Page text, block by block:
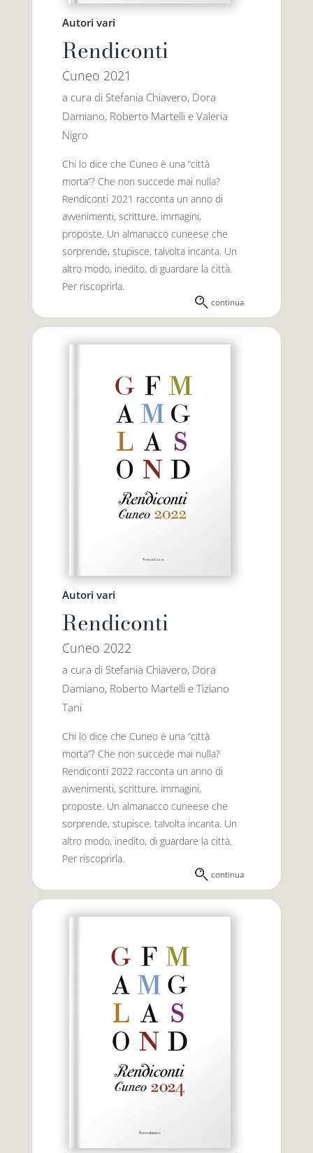
Autori vari
Rendiconti
Cuneo 2021
a cura di Stefania Chiavero, Dora
Damiano, Roberto Martelli e Valeria
Nigro
Chi lo dice che Cuneo è una “città
morta”? Che non succede mai nulla?
Rendiconti 2021 racconta un anno di
avvenimenti, scritture, immagini,
proposte. Un almanacco cuneese che
sorprende, stupisce, talvolta incanta. Un
altro modo, inedito, di guardare la città.
Per riscoprirla.
continua
Autori vari
Rendiconti
Cuneo 2022
a cura di Stefania Chiavero, Dora
Damiano, Roberto Martelli e Tiziano
Tani
Chi lo dice che Cuneo è una “città
morta”? Che non succede mai nulla?
Rendiconti 2022 racconta un anno di
avvenimenti, scritture, immagini,
proposte. Un almanacco cuneese che
sorprende, stupisce, talvolta incanta. Un
altro modo, inedito, di guardare la città.
Per riscoprirla.
continua